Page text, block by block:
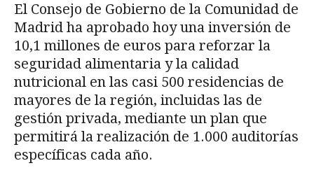
El Consejo de Gobierno de la Comunidad de
Madrid ha aprobado hoy una inversión de
10,1 millones de euros para reforzar la
seguridad alimentaria y la calidad
nutricional en las casi 500 residencias de
mayores de la región, incluidas las de
gestión privada, mediante un plan que
permitirá la realización de 1.000 auditorías
específicas cada año.